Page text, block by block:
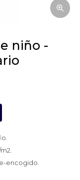
encogido.